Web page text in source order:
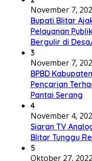
November 7,
Bupati Blitar
Pelayanan
Bergulir di
3
November 7,
BPBD
Pencarian
Pantai Serang
4
November 4,
Siaran TV
Blitar Tunggu
5
Oktober 27, 2022